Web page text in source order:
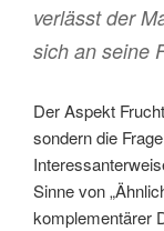
verlässt der
sich an seine
Der Aspekt
sondern die
Sinne von
komplementärer